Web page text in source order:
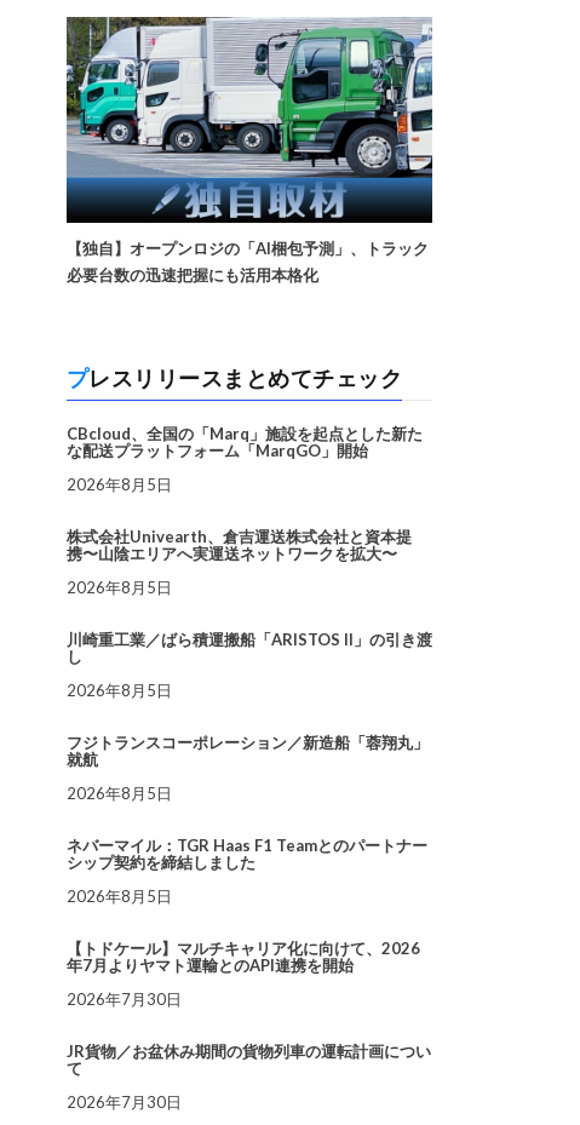
【独自】オープンロジの「AI梱包予測」、トラック
必要台数の迅速把握にも活用本格化
プレスリリースまとめてチェック
CBcloud、全国の「Marq」施設を起点とした新た
な配送プラットフォーム「MarqGO」開始
2026年8月5日
株式会社Univearth、倉吉運送株式会社と資本提
携〜山陰エリアへ実運送ネットワークを拡大〜
2026年8月5日
川崎重工業／ばら積運搬船「ARISTOS II」の引き渡
し
2026年8月5日
フジトランスコーポレーション／新造船「蓉翔丸」
就航
2026年8月5日
ネバーマイル：TGR Haas F1 Teamとのパートナー
シップ契約を締結しました
2026年8月5日
【トドケール】マルチキャリア化に向けて、2026
年7月よりヤマト運輸とのAPI連携を開始
2026年7月30日
JR貨物／お盆休み期間の貨物列車の運転計画につい
て
2026年7月30日